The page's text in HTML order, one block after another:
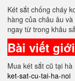
Két sắt chống cháy
hàng của châu âu
ngay từ trong khâu
Bài viết
Mua két sắt cũ tại hà
ket-sat-cu-tai-ha-noi